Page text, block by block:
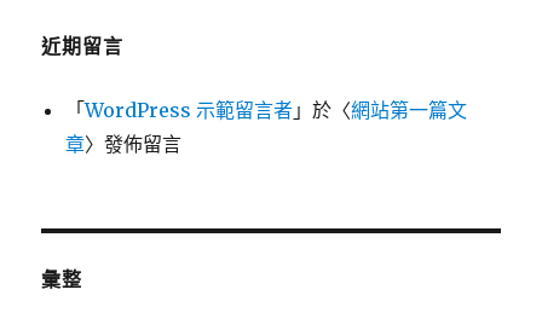
近期留言
「WordPress 示範留言者 」於〈網站第一篇文
章〉發佈留言
彙整